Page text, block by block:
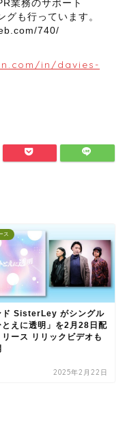
業務のサポート
も行っています。
740/
in/davies-
ス
ド SisterLey がシングル
とえに透明」を2月28日配
リース リリックビデオも
2025年2月22日